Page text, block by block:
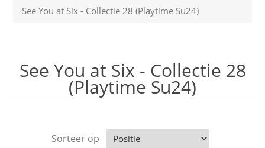
See You at Six - Collectie 28 (Playtime Su24)
See You at Six - Collectie 28
(Playtime Su24)
Sorteer op